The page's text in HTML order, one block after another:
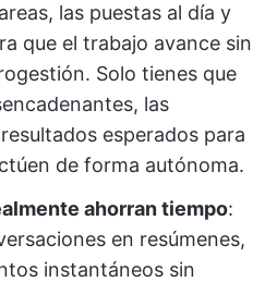
las puestas al día y
que el trabajo avance sin
Solo tienes que
las
esperados para
de forma autónoma.
ahorran tiempo:
en resúmenes,
instantáneos sin